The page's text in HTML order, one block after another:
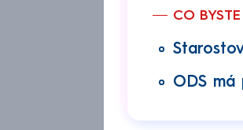
CO
ODS má